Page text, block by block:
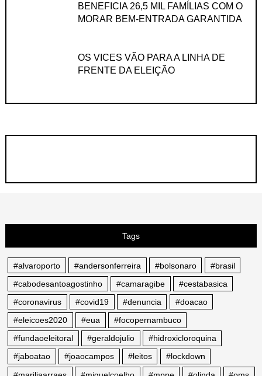
BENEFICIA 26,5 MIL FAMÍLIAS COM O
MORAR BEM-ENTRADA GARANTIDA
OS VICES VÃO PARA A LINHA DE
FRENTE DA ELEIÇÃO
Tags
#alvaroporto #andersonferreira #bolsonaro
#brasil
#cabodesantoagostinho
#camaragibe
#cestabasica
#coronavirus
#covid19 #denuncia
#doacao
#eleicoes2020
#eua
#focopernambuco
#fundaoeleitoral
#geraldojulio
#hidroxicloroquina
#jaboatao
#joaocampos #leitos
#lockdown